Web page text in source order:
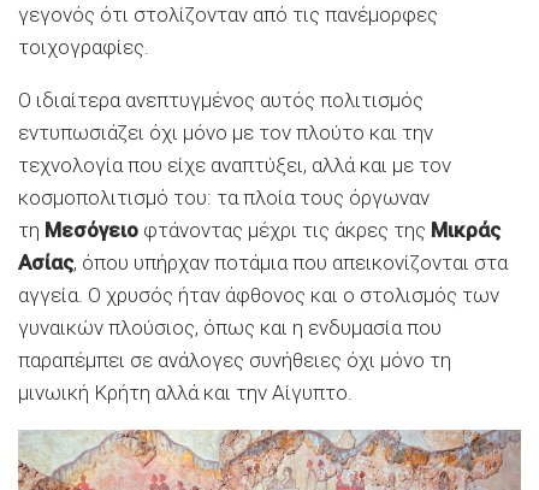
γεγονός ότι στολίζονταν από τις πανέμορφες
τοιχογραφίες.
Ο ιδιαίτερα ανεπτυγμένος αυτός πολιτισμός
εντυπωσιάζει όχι μόνο με τον πλούτο και την
τεχνολογία που είχε αναπτύξει, αλλά και με τον
κοσμοπολιτισμό του: τα πλοία τους όργωναν
τη Μεσόγειο φτάνοντας μέχρι τις άκρες της Μικράς
Ασίας, όπου υπήρχαν ποτάμια που απεικονίζονται στα
αγγεία. Ο χρυσός ήταν άφθονος και ο στολισμός των
γυναικών πλούσιος, όπως και η ενδυμασία που
παραπέμπει σε ανάλογες συνήθειες όχι μόνο τη
μινωική Κρήτη αλλά και την Αίγυπτο.